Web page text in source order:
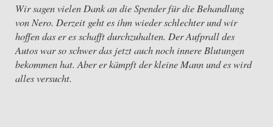
Wir sagen vielen Dank an die Spender für die Behandlung
von Nero. Derzeit geht es ihm wieder schlechter und wir
hoffen das er es schafft durchzuhalten. Der Aufprall des
Autos war so schwer das jetzt auch noch innere Blutungen
bekommen hat. Aber er kämpft der kleine Mann und es wird
alles versucht.